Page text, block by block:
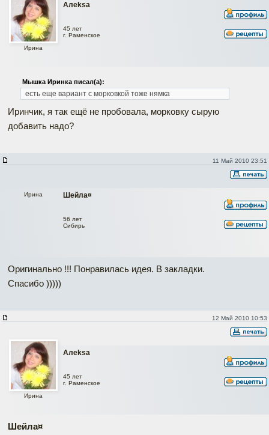
Алеksa
Ирина
45 лет
г. Раменское
Мышка Иринка писал(а):
есть еще вариант с морковкой тоже нямка
Иринчик, я так ещё не пробовала, морковку сырую
добавить надо?
11 Май 2010 23:51
Шейла¤
Ирина
56 лет
Сибирь
Оригинально !!! Понравилась идея. В закладки.
Спасибо )))))
12 Май 2010 10:53
Алеksa
Ирина
45 лет
г. Раменское
Шейла¤